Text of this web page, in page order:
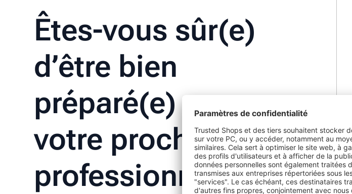
Êtes-vous sûr(e)
d’être bien
préparé(e) pour
votre prochain salon
professionnel ?